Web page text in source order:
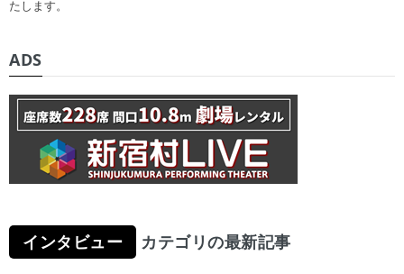
たします。
ADS
インタビュー カテゴリの最新記事